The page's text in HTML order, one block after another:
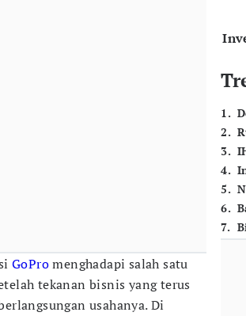
GoPromenghadapi salah satu
tekanan bisnis yang terus
usahanya. Di
1.
2.
3.
4.
5.
6.
7.